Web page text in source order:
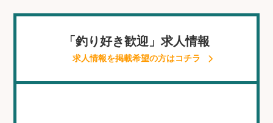
「釣り好き歓迎」求人情報
求人情報を掲載希望の方はコチラ